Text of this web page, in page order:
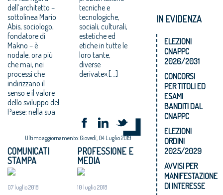
dell’architetto –
sottolinea Mario
Abis, sociologo,
fondatore di
Makno – è
nodale, ora più
che mai, nei
processi che
indirizzano il
senso e il valore
dello sviluppo del
Paese: nella sua
tecniche e
tecnologiche,
sociali, culturali,
estetiche ed
etiche in tutte le
loro tante,
diverse
derivate».[…]
Ultimo aggiornamento: Giovedì, 04 Luglio 2019
COMUNICATI
STAMPA
07 luglio 2018
PROFESSIONE E
MEDIA
10 luglio 2018
IN EVIDENZA
ELEZIONI
CNAPPC
2026/2031
CONCORSI
PER TITOLI ED
ESAMI
BANDITI DAL
CNAPPC
ELEZIONI
ORDINI
2025/2029
AVVISI PER
MANIFESTAZIONE
DI INTERESSE